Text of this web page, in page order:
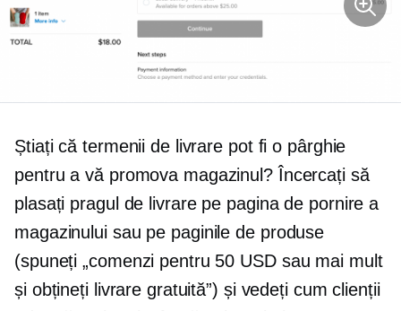
Știați că termenii de livrare pot fi o pârghie
pentru a vă promova magazinul? Încercați să
plasați pragul de livrare pe pagina de pornire a
magazinului sau pe paginile de produse
(spuneți „comenzi pentru 50 USD sau mai mult
și obțineți livrare gratuită”) și vedeți cum clienții